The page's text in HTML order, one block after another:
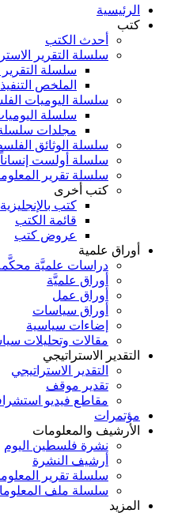
الرئيسية
كتب
أحدث الكتب
سلسلة التقرير
سلسلة
الملخص
سلسلة اليوميات
سلسلة
مجلدات سلسلة
سلسلة الوثائق
سلسلة أولست
سلسلة تقرير
كتب أخرى
كتب بالإنجليزية
قائمة الكتب
عروض كتب
أوراق علمية
دراسات علميَّة
أوراق علميَّة
أوراق عمل
أوراق سياسات
إضاءات سياسية
مقالات وتحليلات
التقدير الاستراتيجي
التقدير الاستراتيجي
تقدير موقف
مقاطع فيديو
مؤتمرات
الأرشيف والمعلومات
نشرة فلسطين اليوم
أرشيف النشرة
سلسلة تقرير
سلسلة ملف
المزيد